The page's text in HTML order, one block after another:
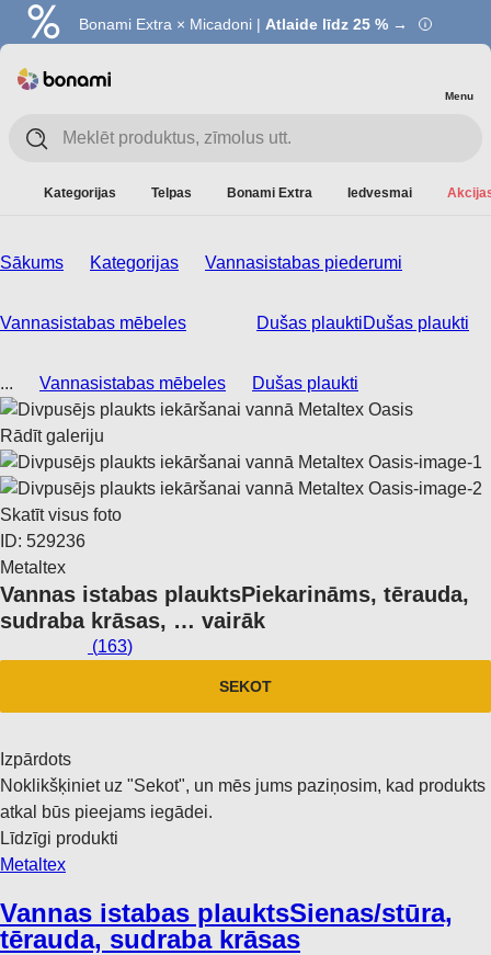
Bonami Extra × Micadoni | Atlaide līdz 25 % →
Menu
Kategorijas Telpas Bonami Extra Iedvesmai
Sākums Kategorijas Vannasistabas piederumi
Vannasistabas mēbeles Dušas plauktiDušas plaukti
... Vannasistabas mēbeles Dušas plaukti
Rādīt galeriju
Skatīt visus foto
ID: 529236
Metaltex
Vannas istabas plauktsPiekarināms, tērauda,
sudraba krāsas, … vairāk
(163)
SEKOT
Izpārdots
Noklikšķiniet uz "Sekot", un mēs jums paziņosim, kad produkts
atkal būs pieejams iegādei.
Līdzīgi produkti
Metaltex
Vannas istabas plauktsSienas/stūra,
tērauda, sudraba krāsas